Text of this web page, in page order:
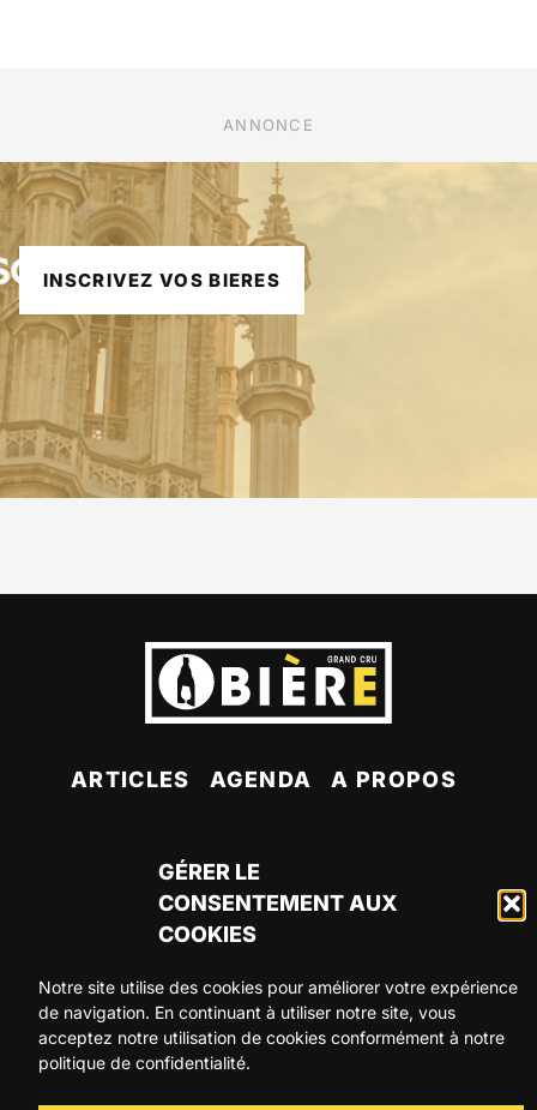
GÉRER LE
CONSENTEMENT AUX
COOKIES
Notre site utilise des cookies pour améliorer votre expérience
de navigation. En continuant à utiliser notre site, vous
acceptez notre utilisation de cookies conformément à notre
politique de confidentialité.
ANNONCE
INSCRIVEZ VOS BIERES
ARTICLES AGENDA A PROPOS
©2026 Becomev SPRL. All Rights Reserved